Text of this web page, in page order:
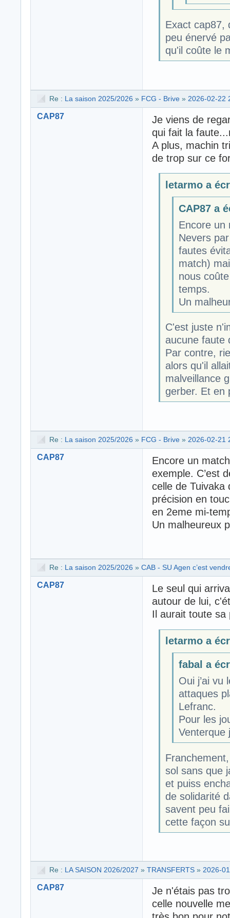
Exact cap87,
peu énervé
qu'il coûte le
Re : La saison 2025/2026 » FCG - Brive » 2026-02-22
CAP87
Je viens de
qui fait la
A plus, machin
de trop sur ce
letarmo a
CAP87 a
Encore un
Nevers
fautes
match)
nous
temps.
Un
C'est juste
aucune faute
Par contre,
alors qu'il
malveillance
gerber. Et en
Re : La saison 2025/2026 » FCG - Brive » 2026-02-21
CAP87
Encore un
exemple. C’est
celle de Tuivaka
précision en
en 2eme mi-
Un malheureux
Re : La saison 2025/2026 » CAB - SU Agen c’est
CAP87
Le seul qui
autour de lui,
Il aurait toute sa
letarmo a
fabal a
Oui j’ai vu
attaques
Lefranc.
Pour les
Venterque
sol sans que
et puiss
de solidarité
savent peu
cette façon
Re : LA SAISON 2026/2027 » TRANSFERTS » 2026-
CAP87
Je n'étais pas
celle nouvelle